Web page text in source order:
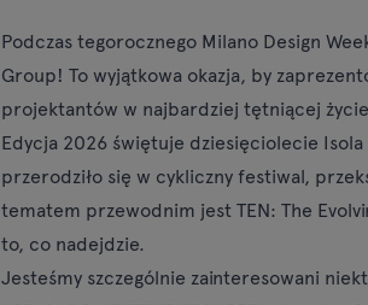
Podczas tegorocznego Milano Design
Group! To wyjątkowa okazja, by
projektantów w najbardziej tętniącej
Edycja 2026 świętuje dziesięciolecie
przerodziło się w cykliczny festiwal,
tematem przewodnim jest TEN: The
to, co nadejdzie.
Jesteśmy szczególnie zainteresowani